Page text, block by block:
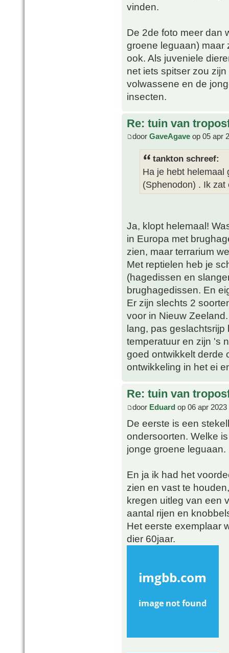
vinden.
De 2de foto meer dan
groene leguaan) maar
ook. Als juveniele
net iets spitser zou
volwassene en de
insecten.
Re: tuin van
door GaveAgave op 05 apr
tankton schreef:
Ha je hebt helemaal
(Sphenodon) . Ik
Ja, klopt helemaal!
in Europa met
zien, maar terrarium
Met reptielen heb je
(hagedissen en
brughagedissen. En
Er zijn slechts 2
voor in Nieuw
lang, pas
temperatuur en zijn 's
goed ontwikkelt derde
ontwikkeling in het ei
Re: tuin van
door Eduard op 06 apr 2023
De eerste is een
ondersoorten. Welke
jonge groene leguaan.
En ja ik had het
zien en vast te
kregen uitleg van een
aantal rijen en
Het eerste exemplaar
dier 60jaar.